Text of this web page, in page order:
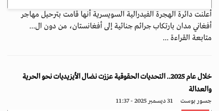
أعلنت دائرة الهجرة الفيدرالية السويسرية أنها قامت بترحيل مهاجر
أفغاني مدان بارتكاب جرائم جنائية إلى أفغانستان، من دون ال...
متابعة القراءة ...
خلال عام 2025.. التحديات الحقوقية عززت نضال الأيزيديات نحو الحرية
والعدالة
جسور بوست 31 ديسمبر 2025 - 11:37